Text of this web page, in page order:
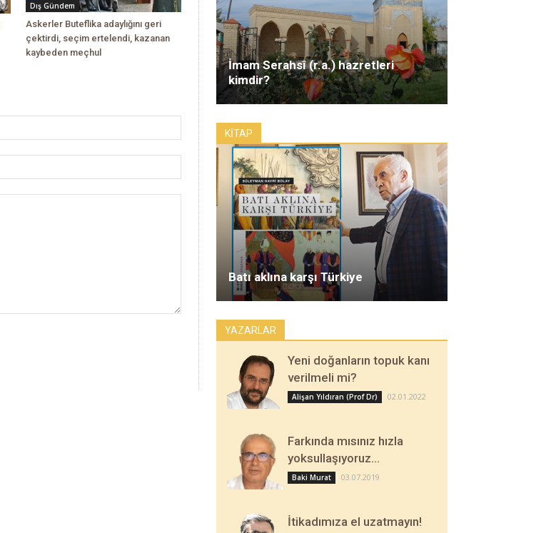
Dış Gündem
Askerler Buteflika adaylığını geri
çektirdi, seçim ertelendi, kazanan
kaybeden meçhul
İmam Serahsî (r.a.) hazretleri
kimdir?
KİTAP
Batı aklına karşı Türkiye
YAZARLAR
Yeni doğanların topuk kanı
verilmeli mi?
Alişan Yıldıran (Prof Dr) 02.01.2022
Farkında mısınız hızla
yoksullaşıyoruz…
Baki Murat 03.07.2019
İtikadımıza el uzatmayın!